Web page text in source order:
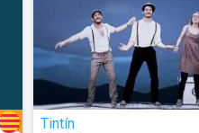
Tintín